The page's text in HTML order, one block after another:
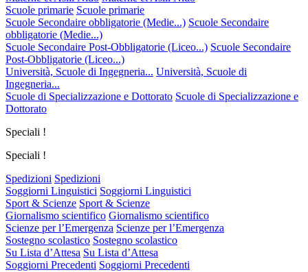
Scuole primarie Scuole primarie
Scuole Secondaire obbligatorie (Medie...) Scuole Secondaire
obbligatorie (Medie...)
Scuole Secondaire Post-Obbligatorie (Liceo...) Scuole Secondaire
Post-Obbligatorie (Liceo...)
Università, Scuole di Ingegneria... Università, Scuole di
Ingegneria...
Scuole di Specializzazione e Dottorato Scuole di Specializzazione e
Dottorato
Speciali !
Speciali !
Spedizioni Spedizioni
Soggiorni Linguistici Soggiorni Linguistici
Sport & Scienze Sport & Scienze
Giornalismo scientifico Giornalismo scientifico
Scienze per l’Emergenza Scienze per l’Emergenza
Sostegno scolastico Sostegno scolastico
Su Lista d’Attesa Su Lista d’Attesa
Soggiorni Precedenti Soggiorni Precedenti